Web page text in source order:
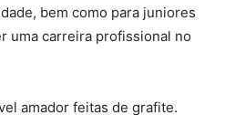
bem como para juniores
uma carreira profissional no
amador feitas de grafite.